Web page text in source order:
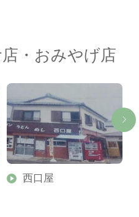
・おみやげ店
西口屋